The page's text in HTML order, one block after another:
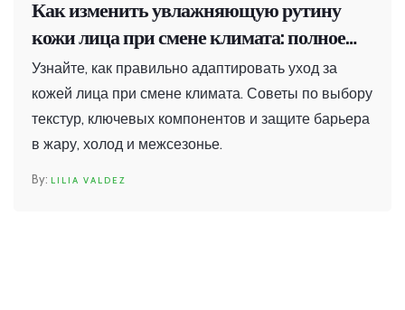
Как изменить увлажняющую рутину
кожи лица при смене климата: полное
руководство
Узнайте, как правильно адаптировать уход за
кожей лица при смене климата. Советы по выбору
текстур, ключевых компонентов и защите барьера
в жару, холод и межсезонье.
LILIA VALDEZ